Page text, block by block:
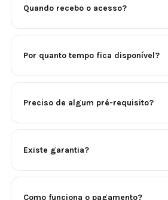
Quando recebo o acesso?
Por quanto tempo fica disponível?
Preciso de algum pré-requisito?
Existe garantia?
Como funciona o pagamento?